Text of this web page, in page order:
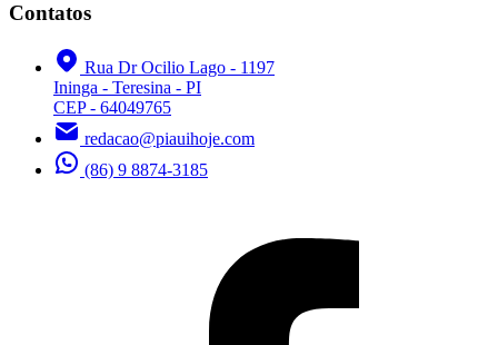
Contatos
Rua Dr Ocilio Lago - 1197
Ininga - Teresina - PI
CEP - 64049765
redacao@piauihoje.com
(86) 9 8874-3185